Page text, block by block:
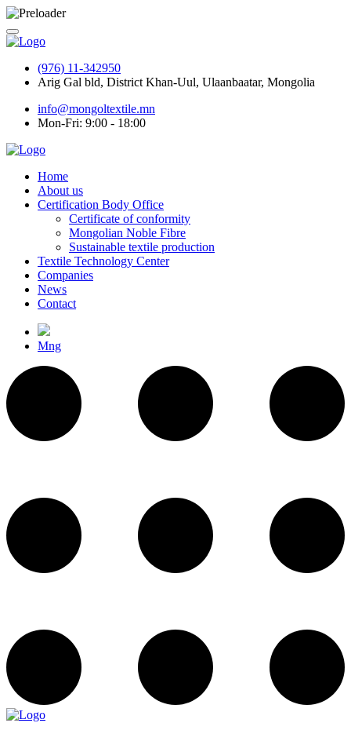
(976) 11-342950
Arig Gal bld, District Khan-Uul, Ulaanbaatar, Mongolia
info@mongoltextile.mn
Mon-Fri: 9:00 - 18:00
Home
About us
Certification Body Office
Certificate of conformity
Mongolian Noble Fibre
Sustainable textile production
Textile Technology Center
Companies
News
Contact
Mng